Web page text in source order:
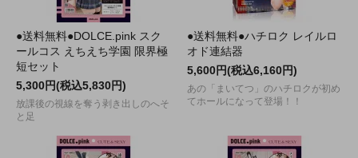
●送料無料●DOLCE.pink スク
ールコス えちえち学園 限界極
短セット
5,300円(税込5,830円)
放課後の視線を奪う剥き出しのへそ
と足
●送料無料●ハチロク レイルロ
オド連結器
5,600円(税込6,160円)
あの「まいてつ」のハチロクが初め
てホールになって登場！！